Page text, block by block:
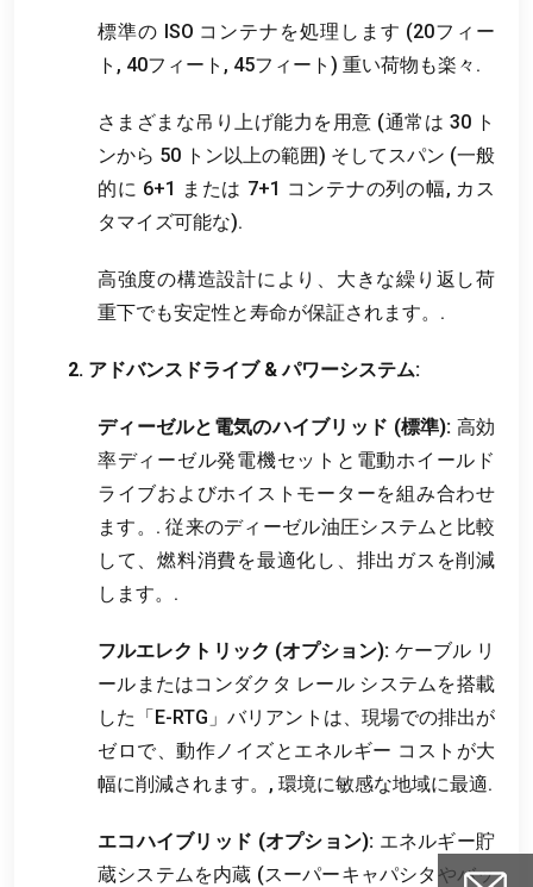
標準の ISO コンテナを処理します (20フィー
ト, 40フィート, 45フィート) 重い荷物も楽々.
さまざまな吊り上げ能力を用意 (通常は 30 ト
ンから 50 トン以上の範囲) そしてスパン (一般
的に 6+1 または 7+1 コンテナの列の幅, カス
タマイズ可能な).
高強度の構造設計により、大きな繰り返し荷
重下でも安定性と寿命が保証されます。.
2. アドバンスドライブ & パワーシステム:
ディーゼルと電気のハイブリッド (標準): 高効
率ディーゼル発電機セットと電動ホイールド
ライブおよびホイストモーターを組み合わせ
ます。. 従来のディーゼル油圧システムと比較
して、燃料消費を最適化し、排出ガスを削減
します。.
フルエレクトリック (オプション): ケーブル リ
ールまたはコンダクタ レール システムを搭載
した「E-RTG」バリアントは、現場での排出が
ゼロで、動作ノイズとエネルギー コストが大
幅に削減されます。, 環境に敏感な地域に最適.
エコハイブリッド (オプション): エネルギー貯
蔵システムを内蔵 (スーパーキャパシタやバッ